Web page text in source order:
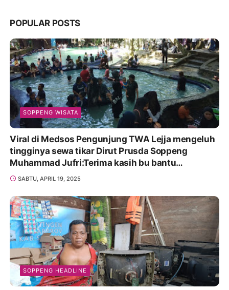
POPULAR POSTS
SOPPENG WISATA
Viral di Medsos Pengunjung TWA Lejja mengeluh
tingginya sewa tikar Dirut Prusda Soppeng
Muhammad Jufri:Terima kasih bu bantu
Promosikan
SABTU, APRIL 19, 2025
SOPPENG HEADLINE